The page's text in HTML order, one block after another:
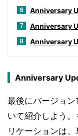
6 Anniversary
7 Anniversary
8 Anniversary
Anniversary
最後にバージョ
いて紹介しよう。
リケーションは